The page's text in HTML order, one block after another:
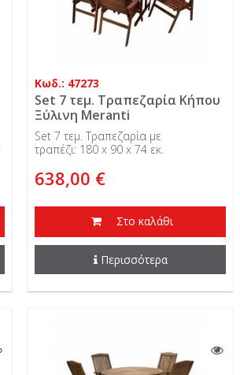
Κωδ.: 47273
Set 7 τεμ. Τραπεζαρία Κήπου
Ξύλινη Meranti
Set 7 τεμ. Τραπεζαρία με
τραπέζι: 180 x 90 x 74 εκ.
638,00 €
Στο καλάθι
Περισσότερα